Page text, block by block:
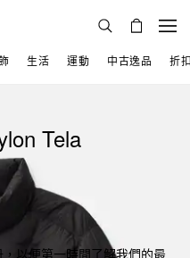
生活 運動 中古逸品 折
Tela
以便第一時間了解我們的最